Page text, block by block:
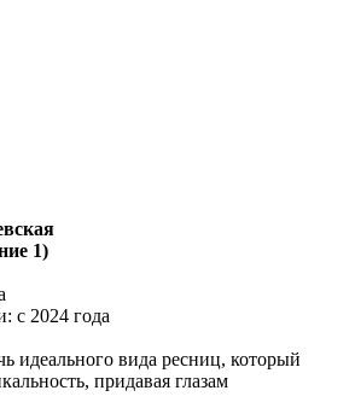
1)
с 2024 года
идеального вида ресниц, который
придавая глазам